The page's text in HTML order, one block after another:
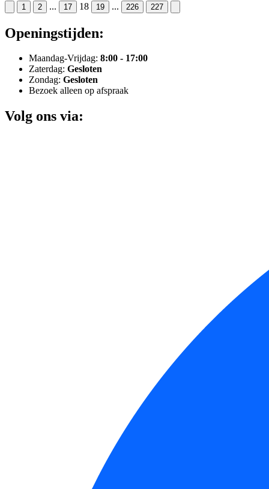
1 2 ... 17 18 19 ... 226 227
Openingstijden:
Maandag-Vrijdag: 8:00 - 17:00
Zaterdag: Gesloten
Zondag: Gesloten
Bezoek alleen op afspraak
Volg ons via: